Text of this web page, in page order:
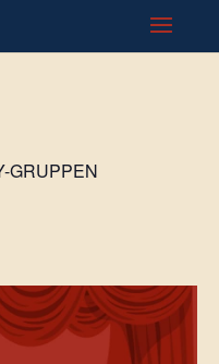
GRUPPEN